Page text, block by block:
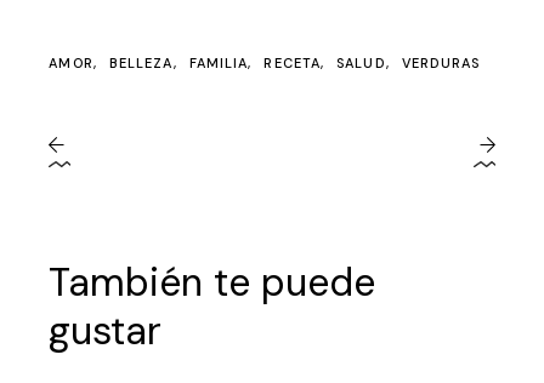
AMOR BELLEZA FAMILIA RECETA SALUD VERDURAS
También te puede
gustar